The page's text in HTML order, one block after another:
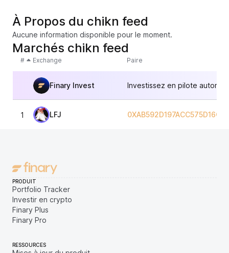
À Propos du chikn feed
Aucune information disponible pour le moment.
Marchés chikn feed
# Exchange Paire
Finary Invest Investissez en pilote
1 LFJ
PRODUIT
Portfolio Tracker
Investir en crypto
Finary Plus
Finary Pro
RESSOURCES